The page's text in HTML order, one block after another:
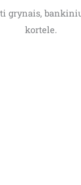
grynais,
kortele.